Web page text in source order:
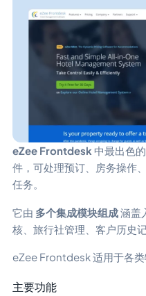
eZee Frontdesk 中最出色
件，可处理预订、房务操作
任务。
它由 多个集成模块组成涵盖
核、旅行社管理、客户历史
eZee Frontdesk 适用于各类
主要功能